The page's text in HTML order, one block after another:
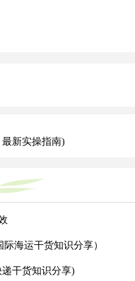
新实操指南)
海运干货知识分享）
干货知识分享)